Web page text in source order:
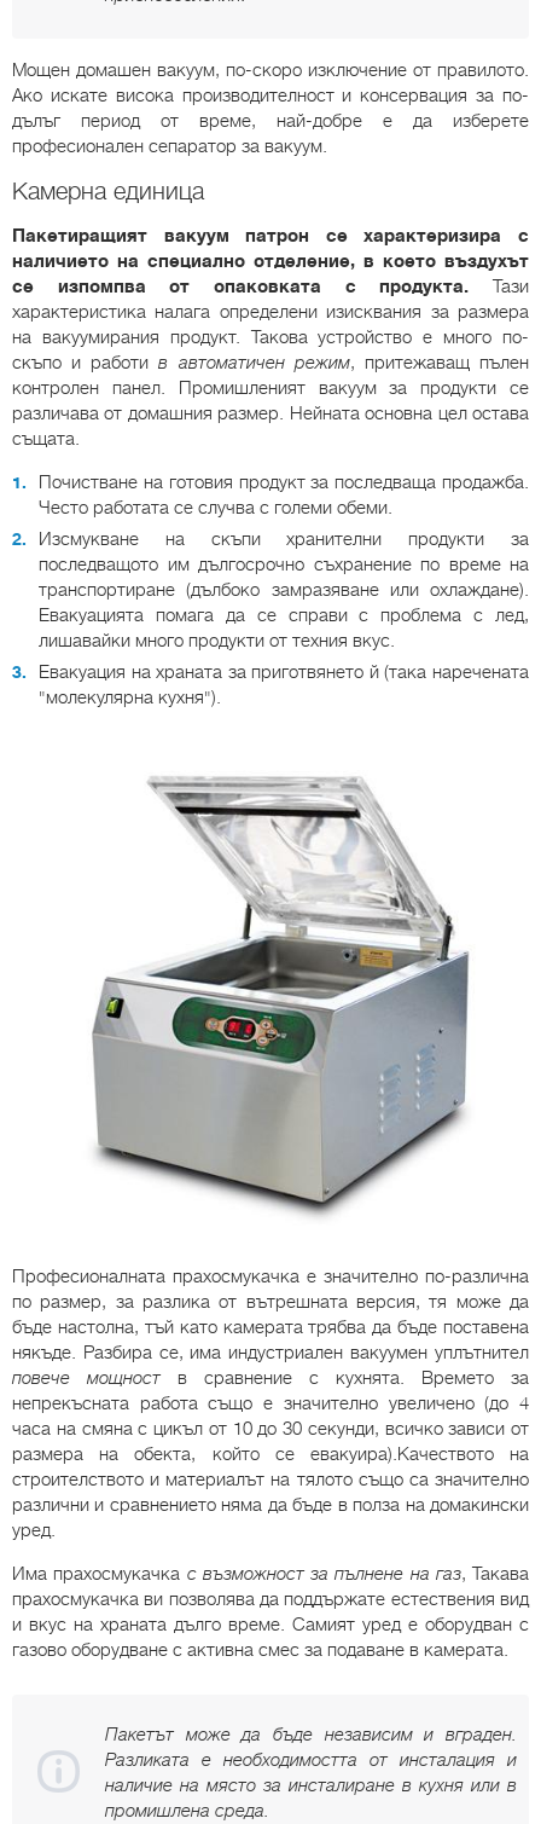
Мощен домашен вакуум, по-скоро изключение от правилото.
Ако искате висока производителност и консервация за по-
дълъг период от време, най-добре е да изберете
професионален сепаратор за вакуум.
Камерна единица
Пакетиращият вакуум патрон се характеризира с
наличието на специално отделение, в което въздухът
се изпомпва от опаковката с продукта. Тази
характеристика налага определени изисквания за размера
на вакуумирания продукт. Такова устройство е много по-
скъпо и работив автоматичен режим, притежаващ пълен
контролен панел. Промишленият вакуум за продукти се
различава от домашния размер. Нейната основна цел остава
същата.
Почистване на готовия продукт за последваща продажба.
Често работата се случва с големи обеми.
Изсмукване на скъпи хранителни продукти за
последващото им дългосрочно съхранение по време на
транспортиране (дълбоко замразяване или охлаждане).
Евакуацията помага да се справи с проблема с лед,
лишавайки много продукти от техния вкус.
Евакуация на храната за приготвянето й (така наречената
"молекулярна кухня").
Професионалната прахосмукачка е значително по-различна
по размер, за разлика от вътрешната версия, тя може да
бъде настолна, тъй като камерата трябва да бъде поставена
някъде. Разбира се, има индустриален вакуумен уплътнител
повече мощноств сравнение с кухнята. Времето за
непрекъсната работа също е значително увеличено (до 4
часа на смяна с цикъл от 10 до 30 секунди, всичко зависи от
размера на обекта, който се евакуира).Качеството на
строителството и материалът на тялото също са значително
различни и сравнението няма да бъде в полза на домакински
уред.
Има прахосмукачка с възможност за пълнене на газ, Такава
прахосмукачка ви позволява да поддържате естествения вид
и вкус на храната дълго време. Самият уред е оборудван с
газово оборудване с активна смес за подаване в камерата.
Пакетът може да бъде независим и вграден.
Разликата е необходимостта от инсталация и
наличие на място за инсталиране в кухня или в
промишлена среда.